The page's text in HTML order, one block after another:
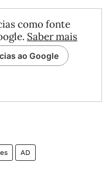
como fonte
Saber mais
ao Google
AD